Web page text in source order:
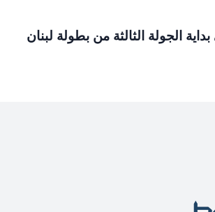
الجولة الثالثة من بطولة لبنان